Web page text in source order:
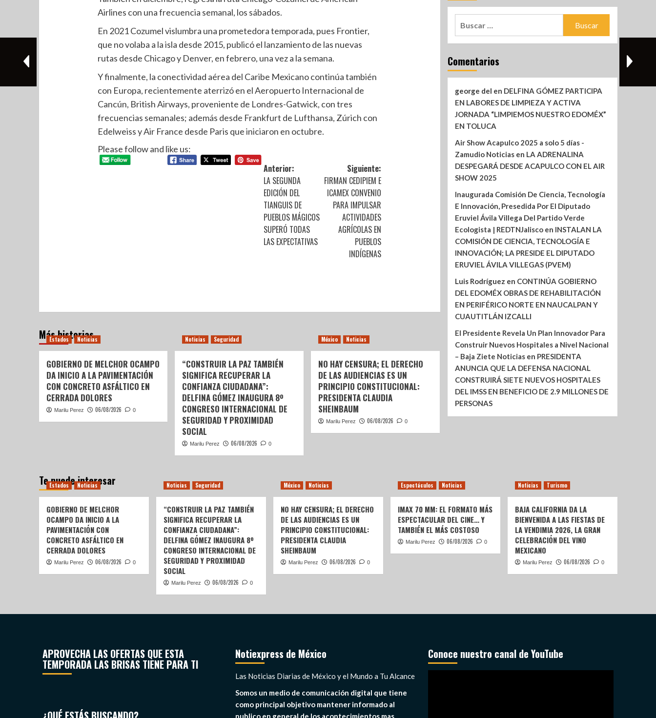
Airlines con una frecuencia semanal, los sábados.
En 2021 Cozumel vislumbra una prometedora temporada, pues Frontier,
que no volaba a la isla desde 2015, publicó el lanzamiento de las nuevas
rutas desde Chicago y Denver, en febrero, una vez a la semana.
Y finalmente, la conectividad aérea del Caribe Mexicano continúa también
con Europa, recientemente aterrizó en el Aeropuerto Internacional de
Cancún, British Airways, proveniente de Londres-Gatwick, con tres
frecuencias semanales; además desde Frankfurt de Lufthansa, Zúrich con
Edelweiss y Air France desde Paris que iniciaron en octubre.
Please follow and like us:
Anterior:
LA SEGUNDA
EDICIÓN DEL
TIANGUIS DE
PUEBLOS MÁGICOS
SUPERÓ TODAS
LAS EXPECTATIVAS
Siguiente:
FIRMAN CEDIPIEM E
ICAMEX CONVENIO
PARA IMPULSAR
ACTIVIDADES
AGRÍCOLAS EN
PUEBLOS
INDÍGENAS
Más historias
Estados Noticias
GOBIERNO DE MELCHOR OCAMPO
DA INICIO A LA PAVIMENTACIÓN
CON CONCRETO ASFÁLTICO EN
CERRADA DOLORES
Marilu Perez 06/08/2026 0
Noticias Seguridad
“CONSTRUIR LA PAZ TAMBIÉN
SIGNIFICA RECUPERAR LA
CONFIANZA CIUDADANA”:
DELFINA GÓMEZ INAUGURA 8º
CONGRESO INTERNACIONAL DE
SEGURIDAD Y PROXIMIDAD
SOCIAL
Marilu Perez 06/08/2026 0
México Noticias
NO HAY CENSURA; EL DERECHO
DE LAS AUDIENCIAS ES UN
PRINCIPIO CONSTITUCIONAL:
PRESIDENTA CLAUDIA
SHEINBAUM
Marilu Perez 06/08/2026 0
Comentarios
george del en DELFINA GÓMEZ PARTICIPA
EN LABORES DE LIMPIEZA Y ACTIVA
JORNADA “LIMPIEMOS NUESTRO EDOMÉX”
EN TOLUCA
Air Show Acapulco 2025 a solo 5 días -
Zamudio Noticiasen LA ADRENALINA
DESPEGARÁ DESDE ACAPULCO CON EL AIR
SHOW 2025
Inaugurada Comisión De Ciencia, Tecnología
E Innovación, Presedida Por El Diputado
Eruviel Ávila Villega Del Partido Verde
Ecologista | REDTNJaliscoen INSTALAN LA
COMISIÓN DE CIENCIA, TECNOLOGÍA E
INNOVACIÓN; LA PRESIDE EL DIPUTADO
ERUVIEL ÁVILA VILLEGAS (PVEM)
Luis Rodríguez en CONTINÚA GOBIERNO
DEL EDOMÉX OBRAS DE REHABILITACIÓN
EN PERIFÉRICO NORTE EN NAUCALPAN Y
CUAUTITLÁN IZCALLI
El Presidente Revela Un Plan Innovador Para
Construir Nuevos Hospitales a Nivel Nacional
– Baja Ziete Noticiasen PRESIDENTA
ANUNCIA QUE LA DEFENSA NACIONAL
CONSTRUIRÁ SIETE NUEVOS HOSPITALES
DEL IMSS EN BENEFICIO DE 2.9 MILLONES DE
PERSONAS
Te puede interesar
Estados Noticias
GOBIERNO DE MELCHOR
OCAMPO DA INICIO A LA
PAVIMENTACIÓN CON
CONCRETO ASFÁLTICO EN
CERRADA DOLORES
Marilu Perez 06/08/2026 0
Noticias Seguridad
“CONSTRUIR LA PAZ TAMBIÉN
SIGNIFICA RECUPERAR LA
CONFIANZA CIUDADANA”:
DELFINA GÓMEZ INAUGURA 8º
CONGRESO INTERNACIONAL DE
SEGURIDAD Y PROXIMIDAD
SOCIAL
Marilu Perez 06/08/2026 0
México Noticias
NO HAY CENSURA; EL DERECHO
DE LAS AUDIENCIAS ES UN
PRINCIPIO CONSTITUCIONAL:
PRESIDENTA CLAUDIA
SHEINBAUM
Marilu Perez 06/08/2026 0
Espectáculos Noticias
IMAX 70 MM: EL FORMATO MÁS
ESPECTACULAR DEL CINE… Y
TAMBIÉN EL MÁS COSTOSO
Marilu Perez 06/08/2026 0
Noticias Turismo
BAJA CALIFORNIA DA LA
BIENVENIDA A LAS FIESTAS DE
LA VENDIMIA 2026, LA GRAN
CELEBRACIÓN DEL VINO
MEXICANO
Marilu Perez 06/08/2026 0
APROVECHA LAS OFERTAS QUE ESTA
TEMPORADA LAS BRISAS TIENE PARA TI
Notiexpress de México
Las Noticias Diarias de México y el Mundo a Tu Alcance
Somos un medio de comunicación digital que tiene
como principal objetivo mantener informado al
publico en general de los acontecimientos mas
Conoce nuestro canal de YouTube